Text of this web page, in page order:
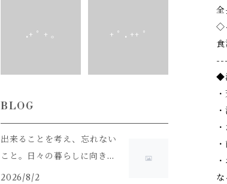
全
◇
◆
な
.+ ﾟ + ｡ + ﾟ . ++ ﾟ
BLOG
出来ることを考え、忘れない
こと。日々の暮らしに向き合
うこと。
2026/8/2